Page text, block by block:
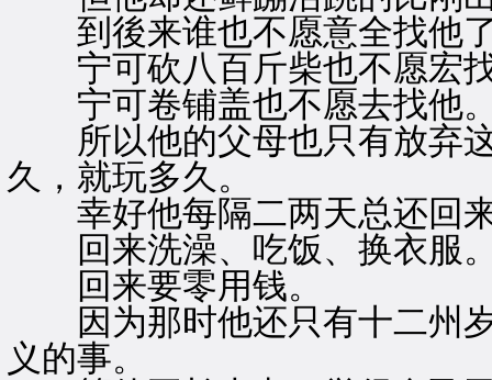
到後来谁也不愿意全找他
宁可砍八百斤柴也不愿宏
宁可卷铺盖也不愿去找他
所以他的父母也只有放弃这
久，就玩多久。
幸好他每隔二两天总还回
回来洗澡、吃饭、换衣服
回来要零用钱。
因为那时他还只有十二州岁
义的事。